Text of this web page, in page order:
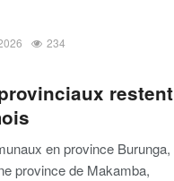
234
restent
en province Burunga,
province de Makamba,